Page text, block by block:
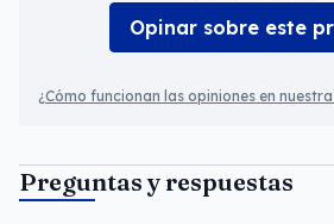
Opinar sobre este
¿Cómo funcionan las opiniones en
Preguntas y respuestas